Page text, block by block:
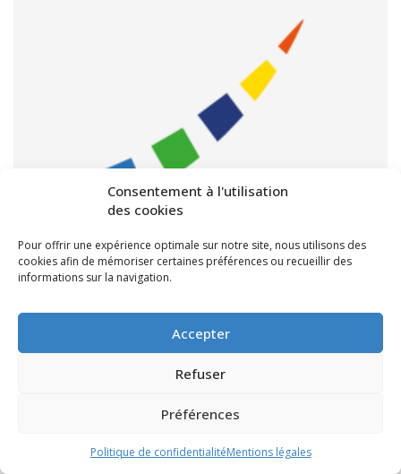
Consentement à l'utilisation
des cookies
Pour offrir une expérience optimale sur notre site, nous utilisons des
cookies afin de mémoriser certaines préférences ou recueillir des
informations sur la navigation.
Accepter
Refuser
Préférences
Politique de confidentialitéMentions légales
Subventions pour le canton de Pujols –
CP du 11/07/2014
Vous trouverez, ci-après, le tableau des subventions votées
lors de la Commission Permanente du 11/07/2014, avec le